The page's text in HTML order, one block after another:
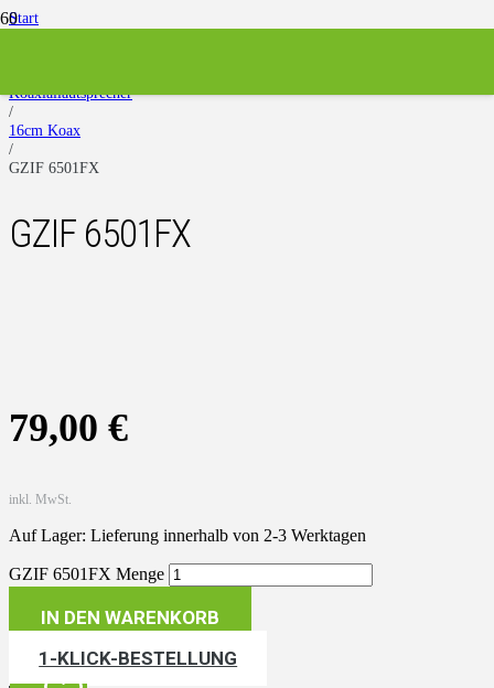
Start
Koaxiallautsprecher
/
16cm Koax
/
GZIF 6501FX
GZIF 6501FX
79,00 €
inkl. MwSt.
Auf Lager: Lieferung innerhalb von 2-3 Werktagen
GZIF 6501FX Menge
IN DEN WARENKORB
1-KLICK-BESTELLUNG